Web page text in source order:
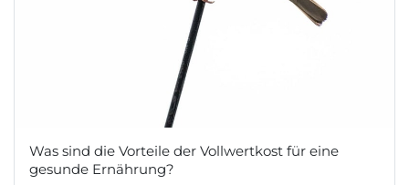
Was sind die Vorteile der Vollwertkost für eine
gesunde Ernährung?